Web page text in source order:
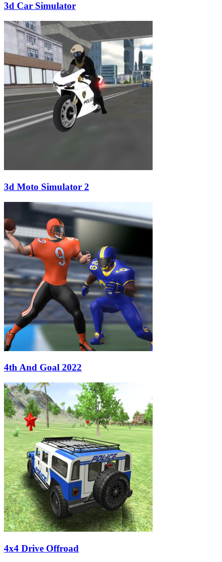
3d Car Simulator
3d Moto Simulator 2
4th And Goal 2022
4x4 Drive Offroad